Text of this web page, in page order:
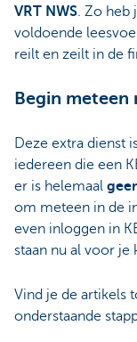
VRT NWS. Zo heb
voldoende
reilt en zeilt in de
Begin meteen
Deze extra dienst
iedereen die een
er is helemaal
om meteen in de
even inloggen in
staan nu al voor je
Vind je de artikels
onderstaande